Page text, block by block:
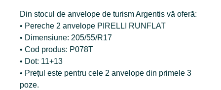
Din stocul de anvelope de turism Argentis vă oferă:
• Pereche 2 anvelope PIRELLI RUNFLAT
• Dimensiune: 205/55/R17
• Cod produs: P078T
• Dot: 11+13
• Prețul este pentru cele 2 anvelope din primele 3
poze.